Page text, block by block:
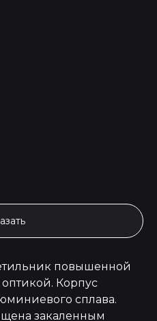
повышенной
Корпус
сплава.
закаленным